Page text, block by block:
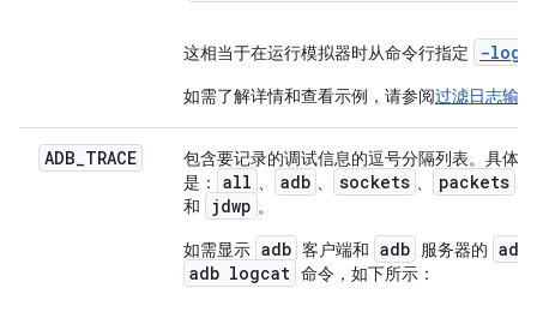
这相当于在运行模拟器时从命令行指定 -
如需了解详情和查看示例，请参阅过滤日志输出
ADB_TRACE
包含要记录的调试信息的逗号分隔列表。具体
是：
all 、 adb 、 sockets 、 packets 、
和
jdwp 。
如需显示 adb 客户端和 adb 服务器的 adb
adb logcat 命令，如下所示：